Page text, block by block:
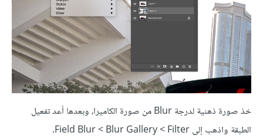
خذ صورة ذهنية لدرجة Blur من صورة الكاميرا، وبعدها أعد تفعيل
الطبقة واذهب إلى Filter ‏> Blur Gallery ‏> Field Blur.